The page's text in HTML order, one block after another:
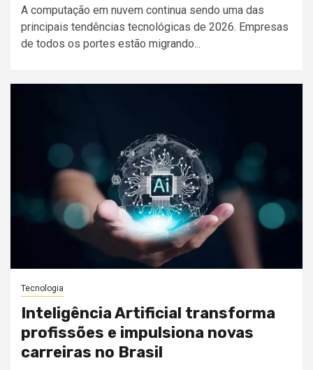
A computação em nuvem continua sendo uma das
principais tendências tecnológicas de 2026. Empresas
de todos os portes estão migrando...
Tecnologia
Inteligência Artificial transforma
profissões e impulsiona novas
carreiras no Brasil